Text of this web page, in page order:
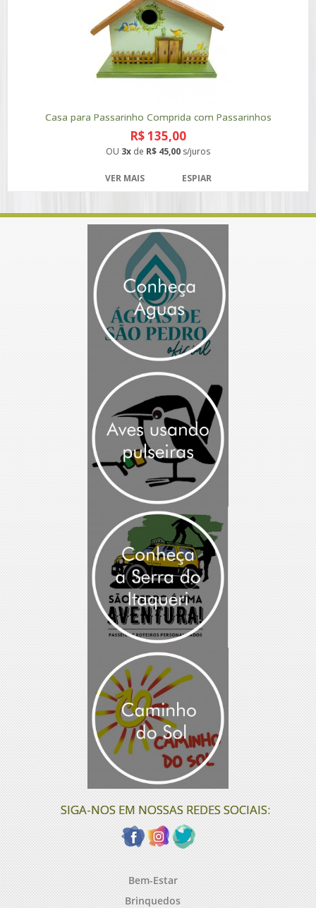
Casa para Passarinho Comprida com Passarinhos
R$ 135,00
OU 3x de R$ 45,00 s/juros
VER MAIS ESPIAR
SIGA-NOS EM NOSSAS REDES SOCIAIS:
Bem-Estar
Brinquedos